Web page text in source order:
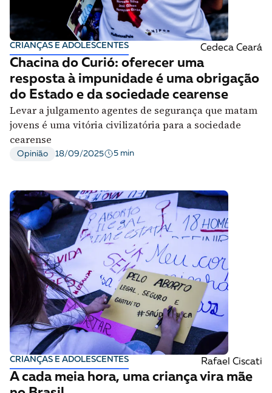
CRIANÇAS E ADOLESCENTES Cedeca Ceará
Chacina do Curió: oferecer uma
resposta à impunidade é uma obrigação
do Estado e da sociedade cearense
Levar a julgamento agentes de segurança que matam
jovens é uma vitória civilizatória para a sociedade
cearense
Opinião 18/09/2025 5 min
CRIANÇAS E ADOLESCENTES Rafael Ciscati
A cada meia hora, uma criança vira mãe